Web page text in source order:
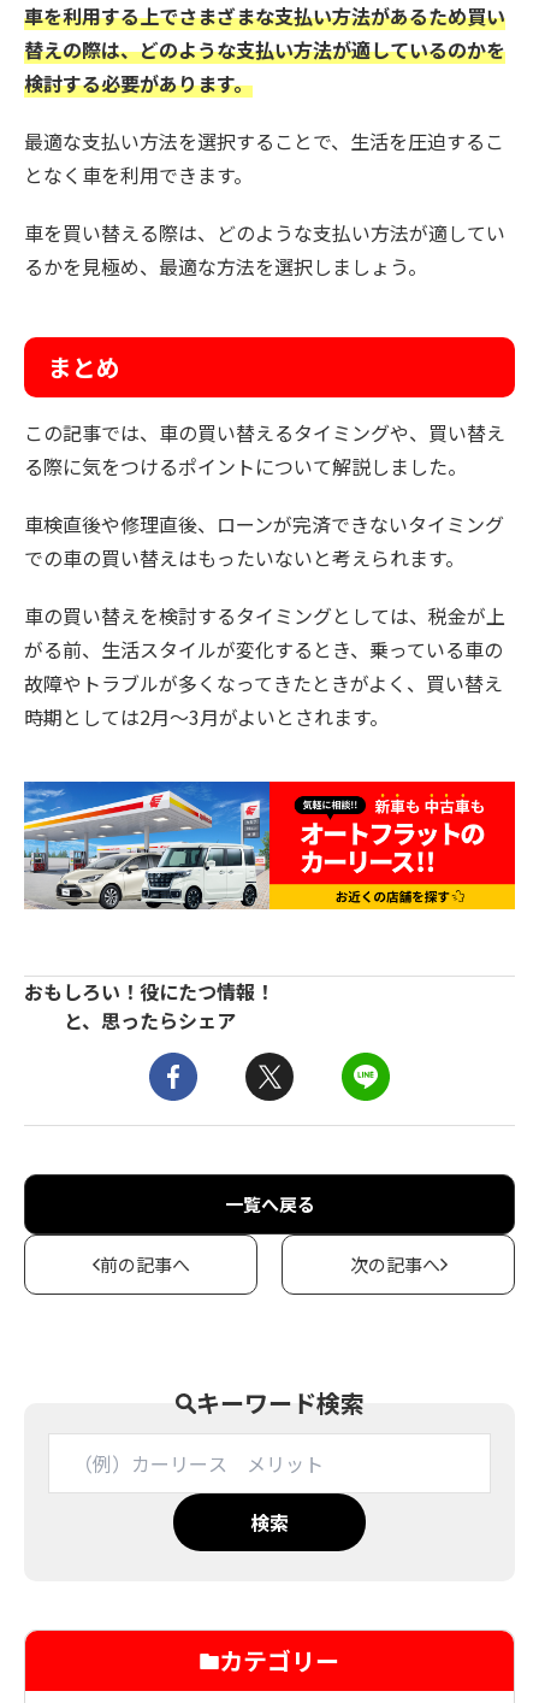
車を利用する上でさまざまな支払い方法があるため買い
替えの際は、どのような支払い方法が適しているのかを
検討する必要があります。
最適な支払い方法を選択することで、生活を圧迫するこ
となく車を利用できます。
車を買い替える際は、どのような支払い方法が適してい
るかを見極め、最適な方法を選択しましょう。
まとめ
この記事では、車の買い替えるタイミングや、買い替え
る際に気をつけるポイントについて解説しました。
車検直後や修理直後、ローンが完済できないタイミング
での車の買い替えはもったいないと考えられます。
車の買い替えを検討するタイミングとしては、税金が上
がる前、生活スタイルが変化するとき、乗っている車の
故障やトラブルが多くなってきたときがよく、買い替え
時期としては2月〜3月がよいとされます。
おもしろい！役にたつ情報！
と、思ったらシェア
一覧へ戻る
前の記事へ 次の記事へ
キーワード検索
検索
カテゴリー